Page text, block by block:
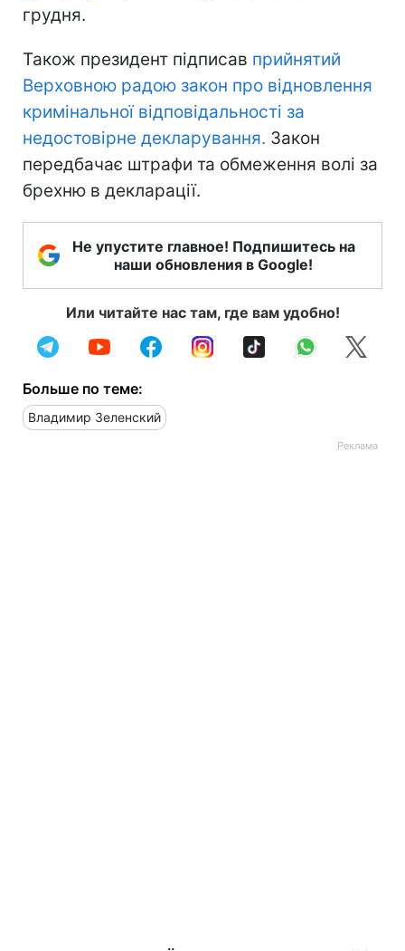
грудня.
Також президент підписав прийнятий
Верховною радою закон про відновлення
кримінальної відповідальності за
недостовірне декларування. Закон
передбачає штрафи та обмеження волі за
брехню в декларації.
Не упустите главное! Подпишитесь на
наши обновления в Google!
Или читайте нас там, где вам удобно!
Больше по теме:
Владимир Зеленский